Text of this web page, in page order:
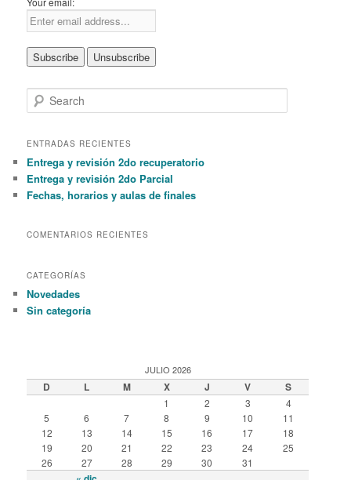
e
r
h
ENTRADAS RECIENTES
Entrega y revisión 2do recuperatorio
Entrega y revisión 2do Parcial
Fechas, horarios y aulas de finales
COMENTARIOS RECIENTES
CATEGORÍAS
Novedades
Sin categoría
JULIO 2026
D L M X J V S
1 2 3
4
5
6 7 8 9 10
11
12
13 14 15 16 17
18
19
20 21 22 23 24
25
26
27 28 29 30 31